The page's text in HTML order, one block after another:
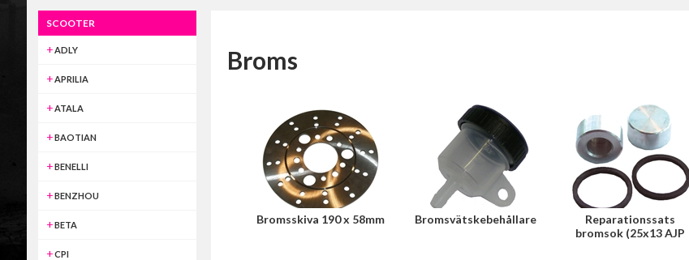
SCOOTER
ADLY
APRILIA
ATALA
BAOTIAN
BENELLI
BENZHOU
BETA
CPI
Broms
Bromsskiva 190 x 58mm Bromsvätskebehållare
Reparationssats
bromsok (25x13 AJP